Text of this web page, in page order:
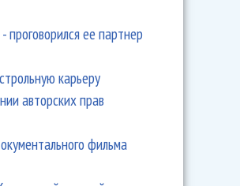
фантастический концерт
проговорился ее партнер
карьеру
авторских прав
фильма